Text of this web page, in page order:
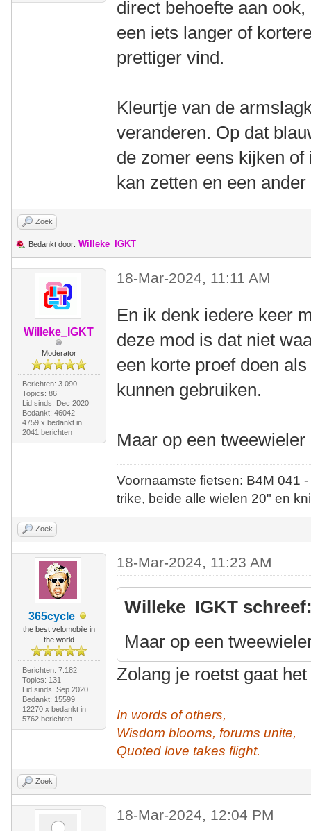
direct behoefte aan
een iets langer of
prettiger vind.
Kleurtje van de
veranderen. Op dat
de zomer eens kijken
kan zetten en een
Zoek
Bedankt door: Willeke_IGKT
Willeke_IGKT
Moderator
Berichten: 3.090
Topics: 86
Lid sinds: Dec 2020
Bedankt: 46042
4759 x bedankt in
2041 berichten
18-Mar-2024, 11:11 AM
En ik denk iedere keer
deze mod is dat niet
een korte proef doen
kunnen gebruiken.
Maar op een
Voornaamste fietsen: B4M
trike, beide alle wielen 20" en
Zoek
365cycle
the best velomobile in
the world
Berichten: 7.182
Topics: 131
Lid sinds: Sep 2020
Bedankt: 15599
12270 x bedankt in
5762 berichten
18-Mar-2024, 11:23 AM
Willeke_IGKT
Maar op een
Zolang je roetst gaat
In words of others,
Wisdom blooms, forums unite,
Quoted love takes flight.
Zoek
18-Mar-2024, 12:04 PM